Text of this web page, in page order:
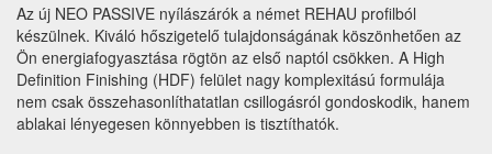
Az új NEO PASSIVE nyílászárók a német REHAU profilból
készülnek. Kiváló hőszigetelő tulajdonságának köszönhetően az
Ön energiafogyasztása rögtön az első naptól csökken. A High
Definition Finishing (HDF) felület nagy komplexitású formulája
nem csak összehasonlíthatatlan csillogásról gondoskodik, hanem
ablakai lényegesen könnyebben is tisztíthatók.